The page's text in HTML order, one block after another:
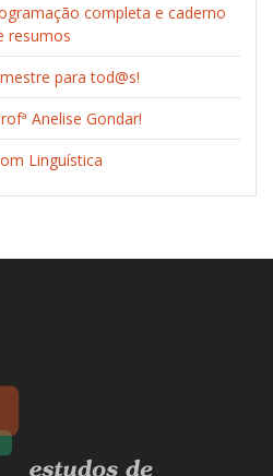
completa e caderno
resumos
para tod@s!
Anelise Gondar!
Linguística